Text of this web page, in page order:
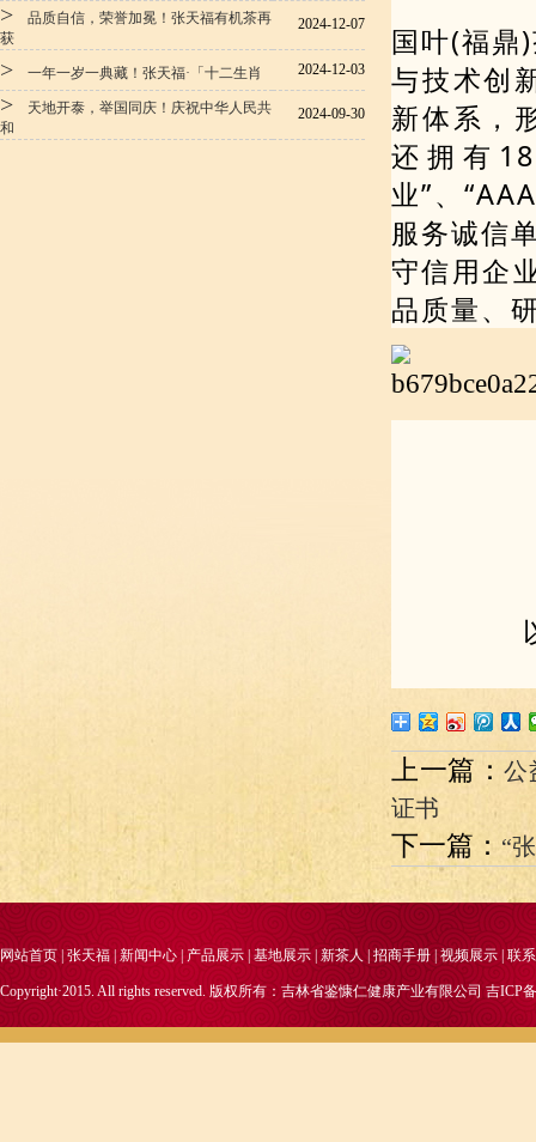
> 品质自信，荣誉加冕！张天福有机茶再
获
2024-12-07
> 一年一岁一典藏！张天福·「十二生肖 2024-12-03
> 天地开泰，举国同庆！庆祝中华人民共
和
2024-09-30
国叶(福鼎
与技术创
新体系，
还拥有
业”、
服务诚信
守信用企
品质量、
上一篇：公
证书
下一篇： “
网站首页 张天福 新闻中心 产品展示 基地展示 |新茶人| 招商手册|视频展示|联
Copyright·2015. All rights reserved. 版权所有：吉林省鉴慷仁健康产业有限公司 吉ICP